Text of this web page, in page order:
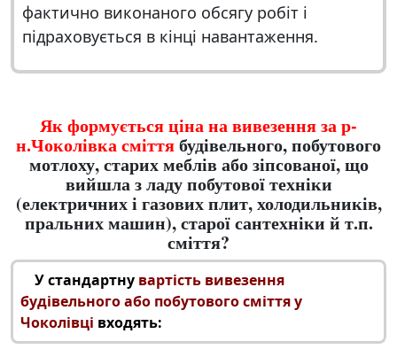
фактично виконаного обсягу робіт і
підраховується в кінці навантаження.
Як формується ціна на вивезення за р-
н.Чоколівка сміттябудівельного, побутового
мотлоху, старих меблів або зіпсованої, що
вийшла з ладу побутової техніки
(електричних і газових плит, холодильників,
пральних машин), старої сантехніки й т.п.
сміття?
У стандартну вартість вивезення
будівельного або побутового сміття у
Чоколівці входять: